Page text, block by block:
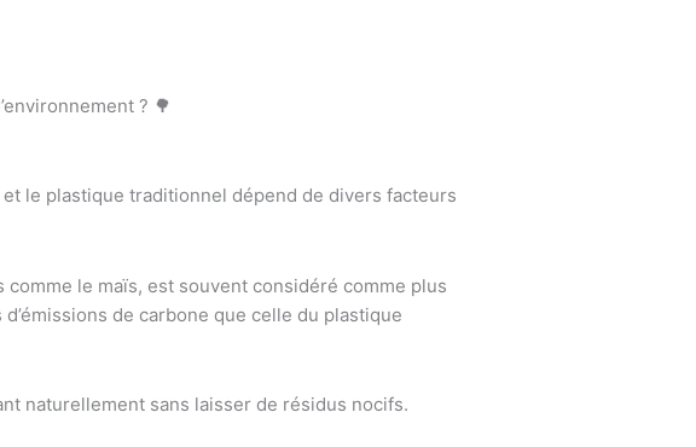
? 🌳
le plastique traditionnel dépend de divers facteurs
le maïs, est souvent considéré comme plus
de carbone que celle du plastique
naturellement sans laisser de résidus nocifs.